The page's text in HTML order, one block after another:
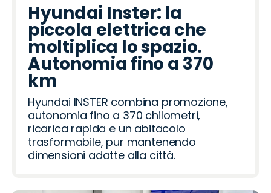
Hyundai Inster: la
piccola elettrica che
moltiplica lo spazio.
Autonomia fino a 370
km
Hyundai INSTER combina promozione,
autonomia fino a 370 chilometri,
ricarica rapida e un abitacolo
trasformabile, pur mantenendo
dimensioni adatte alla città.